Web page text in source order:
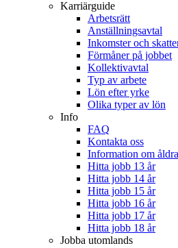
Karriärguide
Arbetsrätt
Anställningsavtal
Inkomster och
Förmåner på jobbet
Kollektivavtal
Typ av arbete
Lön efter yrke
Olika typer av lön
Info
FAQ
Kontakta oss
Information om
Hitta jobb 13 år
Hitta jobb 14 år
Hitta jobb 15 år
Hitta jobb 16 år
Hitta jobb 17 år
Hitta jobb 18 år
Jobba utomlands